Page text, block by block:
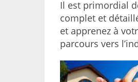
Il est primordial
complet et
et apprenez à
parcours vers